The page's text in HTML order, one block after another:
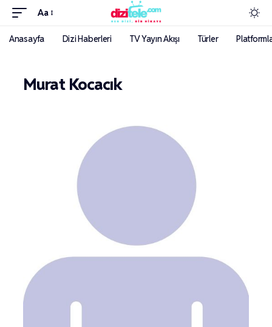
Aa
Anasayfa Dizi Haberleri TV Yayın Akışı Türler
Murat Kocacık